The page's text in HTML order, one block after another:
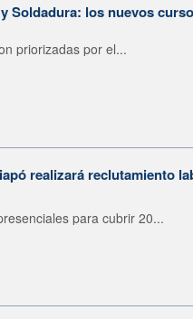
Soldadura: los nuevos
priorizadas por el...
realizará reclutamiento
para cubrir 20...